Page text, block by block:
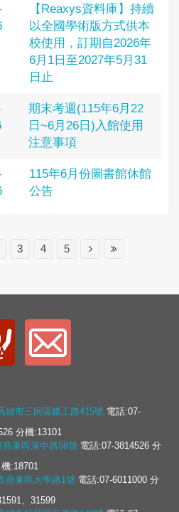
【Reaxys資料庫】持續
以全國學術版方式供本
校使用，訂期自2026年
6月1日至2027年5月31
日止
期末考週(115年6月22
日~6月26日)入館使用
注意事項
115年6月份圖書館休館
公告
3 4 5
雄市三民區建工路415號電話:07-
分機:13101
燕巢區深中路58號 電話:07-3814526 分
機:18701
燕巢區大學路1號電話:07-6011000 分
、31599